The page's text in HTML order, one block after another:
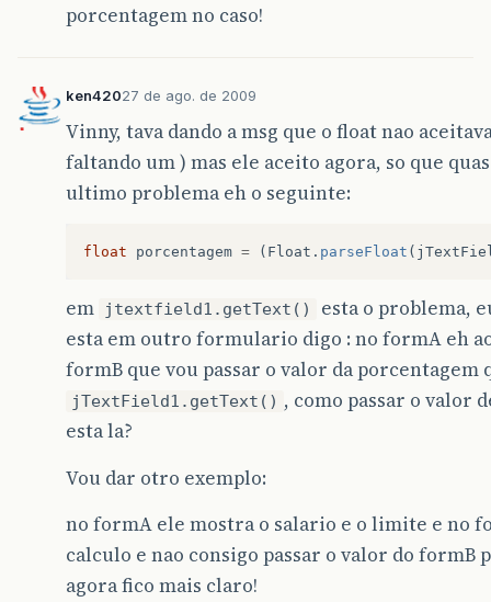
porcentagem no caso!
ken42027 de ago. de 2009
Vinny, tava dando a msg que o float nao
faltando um ) mas ele aceito agora, so que
ultimo problema eh o seguinte:
float porcentagem = ( Float . parseFloat (
em jtextfield1.getText()
esta o problema,
esta em outro formulario digo : no formA eh
formB que vou passar o valor da porcentagem
jTextField1.getText() , como passar o valor
esta la?
Vou dar otro exemplo:
no formA ele mostra o salario e o limite e no
calculo e nao consigo passar o valor do formB
agora fico mais claro!